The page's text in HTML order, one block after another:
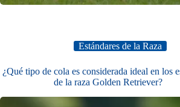
Estándares de la Raza
¿Qué tipo de cola es considerada ideal en los
de la raza Golden Retriever?